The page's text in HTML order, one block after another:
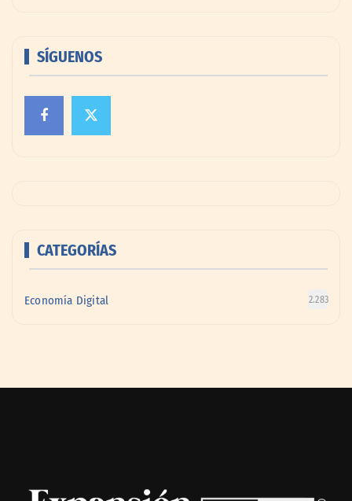
SÍGUENOS
CATEGORÍAS
Economía Digital 2.283